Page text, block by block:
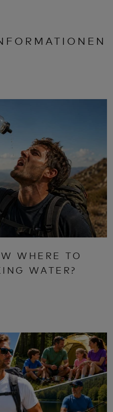
WHERE TO
WATER?